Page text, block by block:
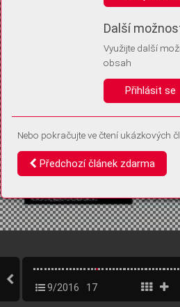
Díky němu příště poznáme, že se jedná o
Identifikátor je zcela anonymní.
Vaše souhlasy a odmítnutí si ukládáme
vás už příště znovu neptali. Můžete je
9/2016 17
Další
Využijte další
obsah
Přihlásit se
Nebo pokračujte ve čtení ukázkových
Předchozí článek zdarma